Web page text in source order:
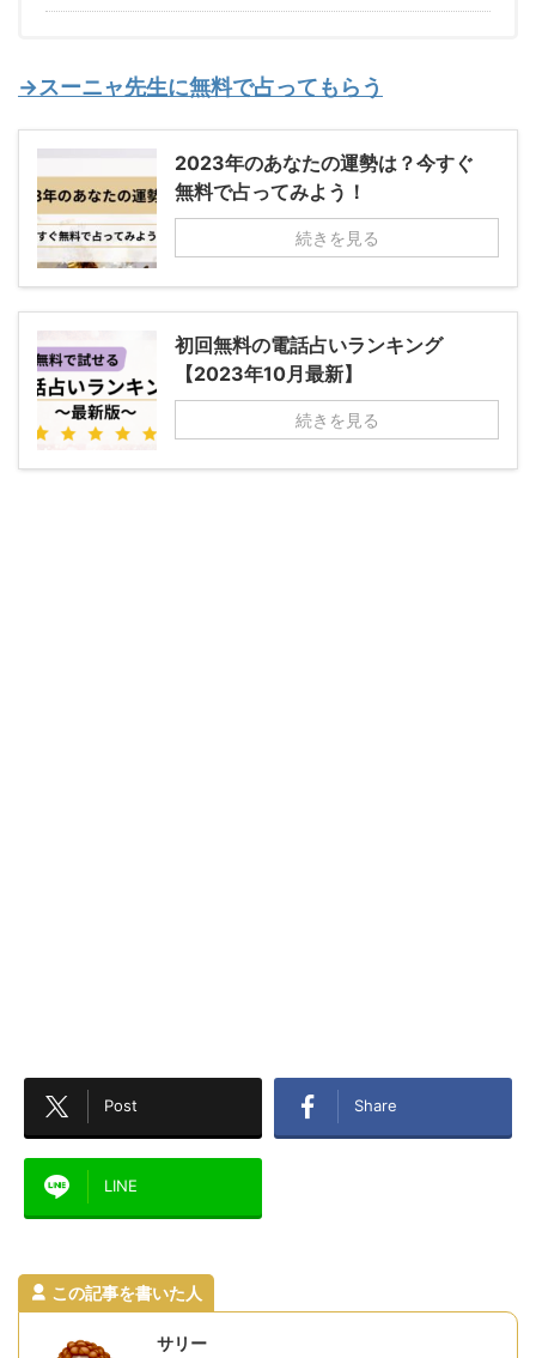
→スーニャ先生に無料で占ってもらう
2023年のあなたの運勢は？今すぐ
無料で占ってみよう！
続きを見る
初回無料の電話占いランキング
【2023年10月最新】
続きを見る
Post Share
LINE
この記事を書いた人
サリー